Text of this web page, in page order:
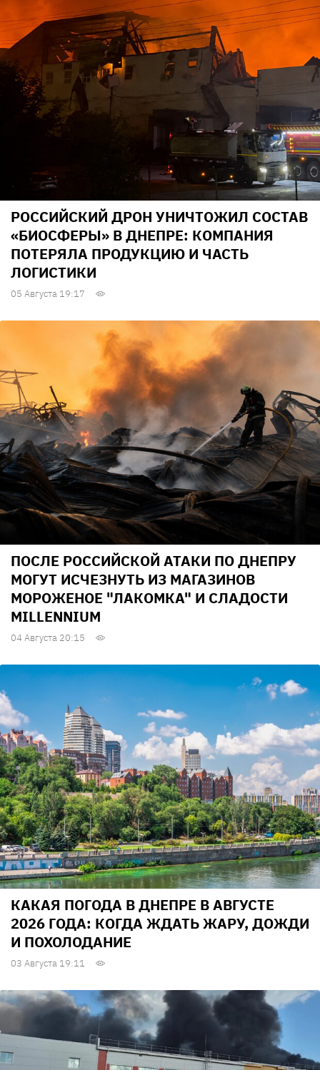
РОССИЙСКИЙ ДРОН УНИЧТОЖИЛ СОСТАВ
«БИОСФЕРЫ» В ДНЕПРЕ: КОМПАНИЯ
ПОТЕРЯЛА ПРОДУКЦИЮ И ЧАСТЬ
ЛОГИСТИКИ
05 Августа 19:17
ПОСЛЕ РОССИЙСКОЙ АТАКИ ПО ДНЕПРУ
МОГУТ ИСЧЕЗНУТЬ ИЗ МАГАЗИНОВ
МОРОЖЕНОЕ "ЛАКОМКА" И СЛАДОСТИ
MILLENNIUM
04 Августа 20:15
КАКАЯ ПОГОДА В ДНЕПРЕ В АВГУСТЕ
2026 ГОДА: КОГДА ЖДАТЬ ЖАРУ, ДОЖДИ
И ПОХОЛОДАНИЕ
03 Августа 19:11